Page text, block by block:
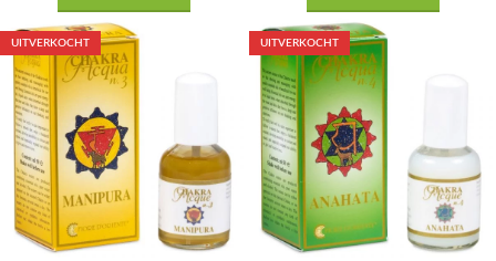
UITVERKOCHT UITVERKOCHT